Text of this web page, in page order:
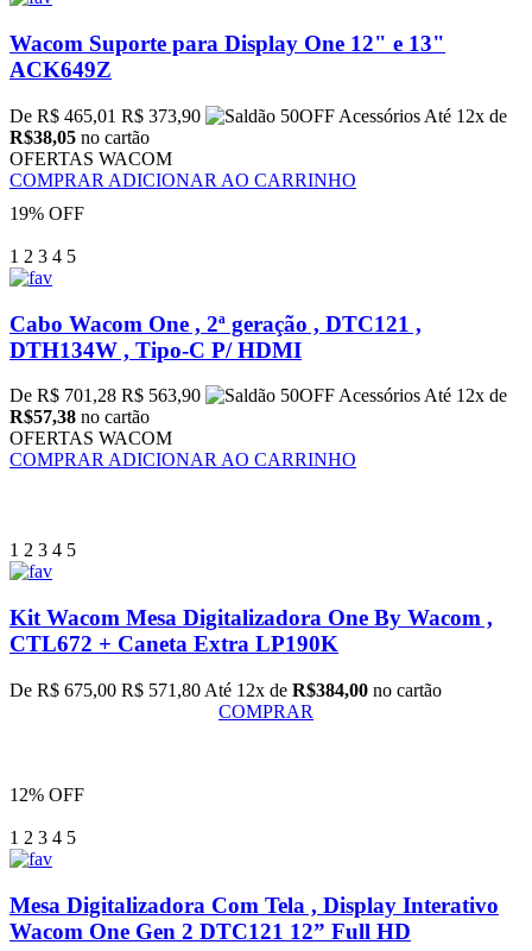
Wacom Suporte para Display One 12" e 13"
ACK649Z
De R$ 465,01 R$ 373,90
Até 12x de
R$38,05 no cartão
OFERTAS WACOM
COMPRAR ADICIONAR AO CARRINHO
19% OFF
1 2 3 4 5
Cabo Wacom One , 2ª geração , DTC121 ,
DTH134W , Tipo-C P/ HDMI
De R$ 701,28 R$ 563,90
Até 12x de
R$57,38 no cartão
OFERTAS WACOM
COMPRAR ADICIONAR AO CARRINHO
1 2 3 4 5
Kit Wacom Mesa Digitalizadora One By Wacom ,
CTL672 + Caneta Extra LP190K
De R$ 675,00 R$ 571,80 Até 12x de R$384,00 no cartão
COMPRAR
12% OFF
1 2 3 4 5
Mesa Digitalizadora Com Tela , Display Interativo
Wacom One Gen 2 DTC121 12” Full HD